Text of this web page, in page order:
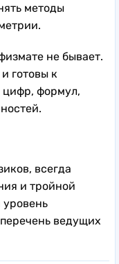
методы
не бывает.
готовы к
формул,
всегда
и тройной
ведущих